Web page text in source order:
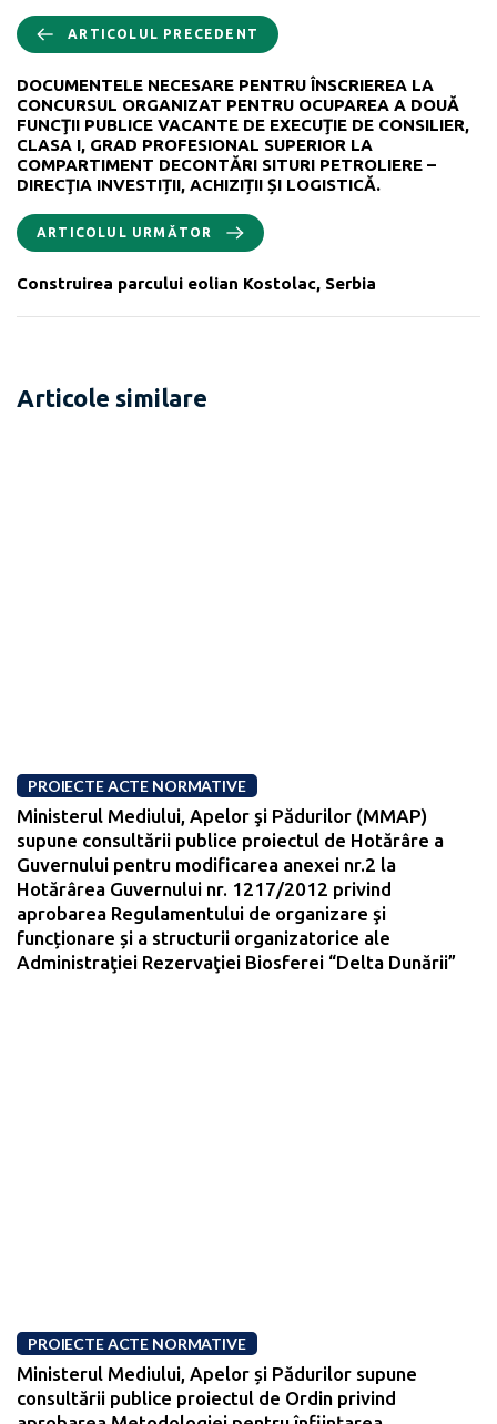
ARTICOLUL PRECEDENT
DOCUMENTELE NECESARE PENTRU ÎNSCRIEREA LA
CONCURSUL ORGANIZAT PENTRU OCUPAREA A DOUĂ
FUNCŢII PUBLICE VACANTE DE EXECUŢIE DE CONSILIER,
CLASA I, GRAD PROFESIONAL SUPERIOR LA
COMPARTIMENT DECONTĂRI SITURI PETROLIERE –
DIRECŢIA INVESTIȚII, ACHIZIȚII ȘI LOGISTICĂ.
ARTICOLUL URMĂTOR
Construirea parcului eolian Kostolac, Serbia
Articole similare
PROIECTE ACTE NORMATIVE
Ministerul Mediului, Apelor şi Pădurilor (MMAP)
supune consultării publice proiectul de Hotărâre a
Guvernului pentru modificarea anexei nr.2 la
Hotărârea Guvernului nr. 1217/2012 privind
aprobarea Regulamentului de organizare şi
funcționare și a structurii organizatorice ale
Administraţiei Rezervaţiei Biosferei “Delta Dunării”
PROIECTE ACTE NORMATIVE
Ministerul Mediului, Apelor și Pădurilor supune
consultării publice proiectul de Ordin privind